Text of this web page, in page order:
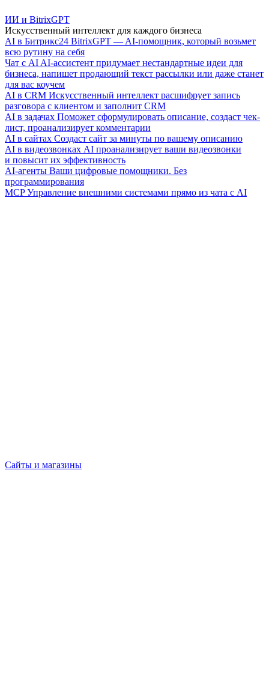
ИИ и BitrixGPT
Искусственный интеллект для каждого бизнеса
AI в Битрикс24 BitrixGPT — AI-помощник, который возьмет
всю рутину на себя
Чат с AI AI-ассистент придумает нестандартные идеи для
бизнеса, напишет продающий текст рассылки или даже станет
для вас коучем
AI в CRM Искусственный интеллект расшифрует запись
разговора с клиентом и заполнит CRM
AI в задачах Поможет сформулировать описание, создаст чек-
лист, проанализирует комментарии
AI в сайтах Создаст сайт за минуты по вашему описанию
AI в видеозвонках AI проанализирует ваши видеозвонки
и повысит их эффективность
AI-агенты Ваши цифровые помощники. Без
программирования
MCP Управление внешними системами прямо из чата с AI
Сайты и магазины